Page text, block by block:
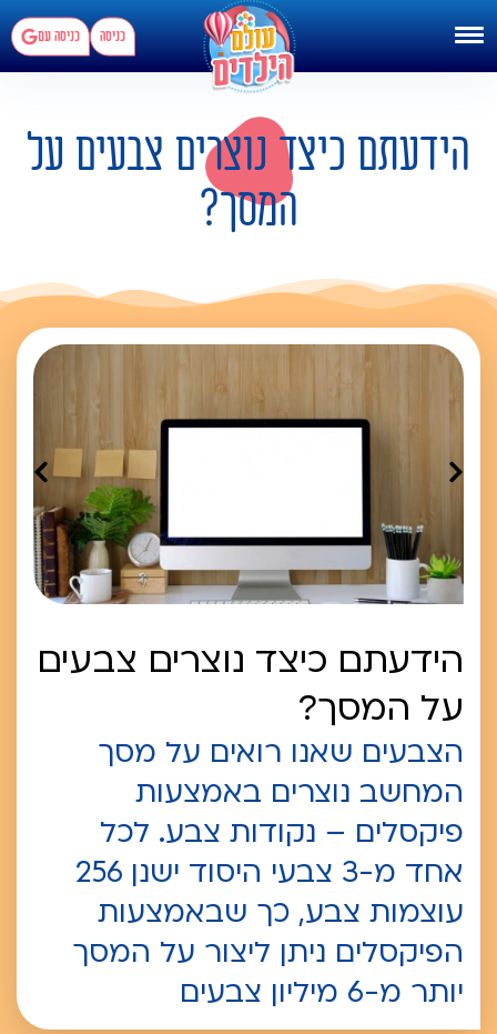
כניסה כניסה עם
הידעתם כיצד נוצרים צבעים על
המסך?
הידעתם כיצד נוצרים צבעים
על המסך?
הצבעים שאנו רואים על מסך
המחשב נוצרים באמצעות
פיקסלים – נקודות צבע. לכל
אחד מ-3 צבעי היסוד ישנן 256
עוצמות צבע, כך שבאמצעות
הפיקסלים ניתן ליצור על המסך
יותר מ-6 מיליון צבעים